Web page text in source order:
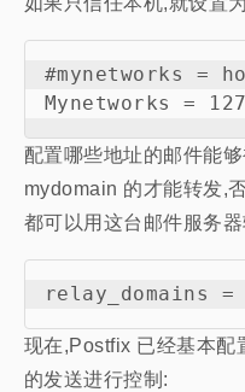
#mynetworks =
配置哪些地址的邮件能
mydomain 的才能转发,
都可以用这台邮件服务
现在,Postfix 已经基本配
的发送进行控制: